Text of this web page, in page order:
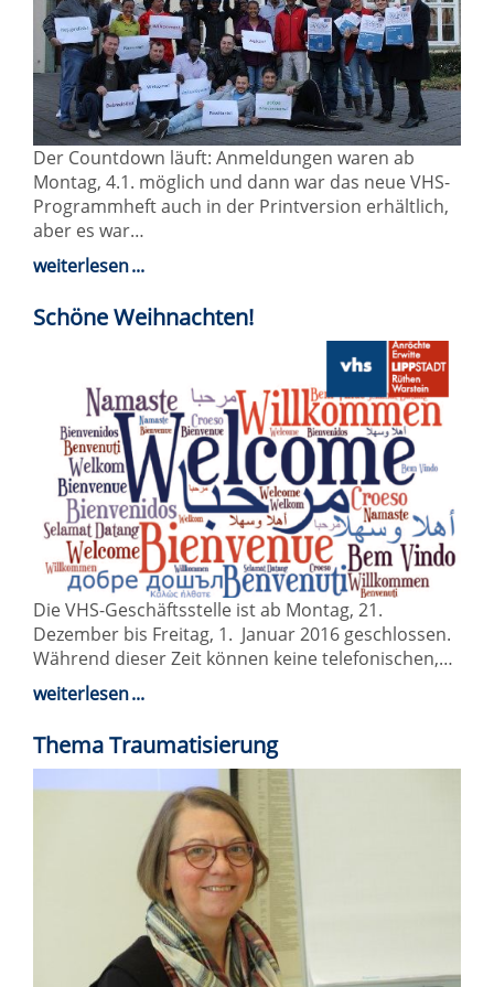
Der Countdown läuft: Anmeldungen waren ab
Montag, 4.1. möglich und dann war das neue VHS-
Programmheft auch in der Printversion erhältlich,
aber es war…
weiterlesen
Schöne Weihnachten!
Die VHS-Geschäftsstelle ist ab Montag, 21.
Dezember bis Freitag, 1. Januar 2016 geschlossen.
Während dieser Zeit können keine telefonischen,…
weiterlesen
Thema Traumatisierung